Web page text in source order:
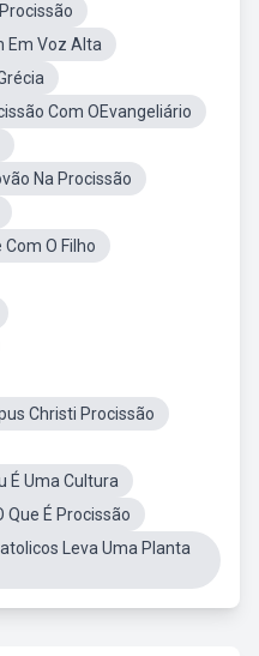
Em Voz Alta
Com OEvangeliário
Na Procissão
O Filho
Christi Procissão
É Uma Cultura
Que É Procissão
Leva Uma Planta